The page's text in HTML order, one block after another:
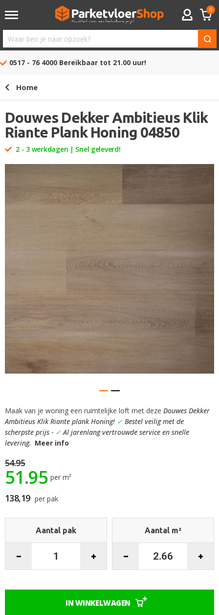
ACCOUNT
0
Waar
ben
opzoek?
0517 - 76 4000 Bereikbaar tot 21.00 uur!
Home
Douwes Dekker Ambitieus Klik
Riante Plank Honing 04850
2 - 3 werkdagen | Snel geleverd!
het
einde
van
afbeeldingen-
Ga
naar
het
begin
de
afbeeldingen-
gallerij
Maak van je woning een ruimtelijke loft met deze Douwes Dekker
Ambitieus Klik Riante plank Honing! ✓ Bestel veilig met de
scherpste prijs - ✓Al jarenlang vertrouwde service en snelle
levering. Meer info
54.95
51.95 per m²
138,19 per pak
Aantal pak Aantal m²
IN WINKELWAGEN